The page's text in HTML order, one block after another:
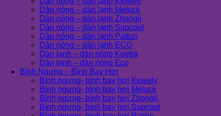
Dàn nóng – dàn lạnh Meluck
Dàn nóng – dàn lạnh Zhongli
Dàn nóng – dàn lạnh Supcool
Dàn nóng – dàn lạnh Patton
Dàn nóng – dàn lạnh ECO
Dàn lạnh – dàn nóng Kueba
Dàn lạnh – dàn nóng Eco
Bình Ngưng – Bình Bay Hơi
Bình ngưng- bình bay hơi Kewely
Bình ngưng- bình bay hơi Meluck
Bình ngưng- bình bay hơi Zhongli
Bình ngưng- bình bay hơi Supcool